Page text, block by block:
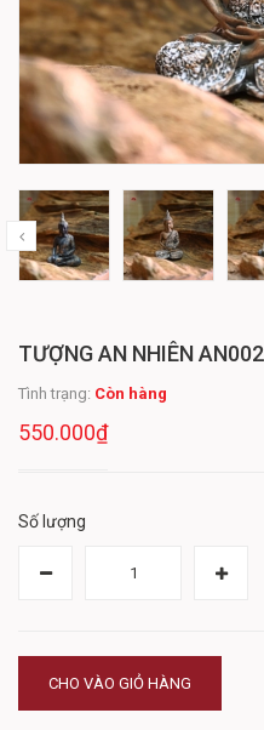
TƯỢNG AN NHIÊN
Tình trạng: Còn hàng
550.000₫
Số lượng
CHO VÀO GIỎ HÀNG